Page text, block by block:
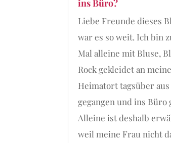
ins Büro?
Liebe Freunde dieses
war es so weit. Ich bin
Mal alleine mit Bluse,
Rock gekleidet an
Heimatort tagsüber aus
gegangen und ins Büro
Alleine ist deshalb
weil meine Frau nicht